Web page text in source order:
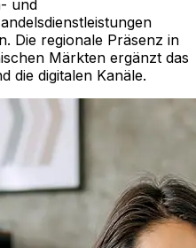
und
Die regionale Präsenz in
Märkten ergänzt das
die digitalen Kanäle.